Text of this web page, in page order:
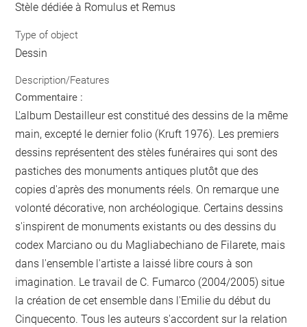
Stèle dédiée à Romulus et Remus
Type of object
Dessin
Description/Features
Commentaire :
L'album Destailleur est constitué des dessins de la même
main, excepté le dernier folio (Kruft 1976). Les premiers
dessins représentent des stèles funéraires qui sont des
pastiches des monuments antiques plutôt que des
copies d'après des monuments réels. On remarque une
volonté décorative, non archéologique. Certains dessins
s'inspirent de monuments existants ou des dessins du
codex Marciano ou du Magliabechiano de Filarete, mais
dans l'ensemble l'artiste a laissé libre cours à son
imagination. Le travail de C. Fumarco (2004/2005) situe
la création de cet ensemble dans l'Emilie du début du
Cinquecento. Tous les auteurs s'accordent sur la relation